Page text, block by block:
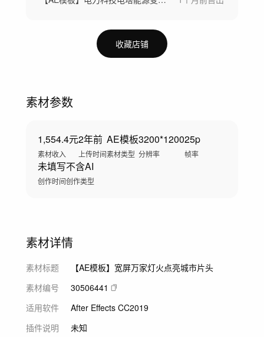
收藏店铺
素材参数
1,554.4元
素材收入
2年前
上传时间
AE模板
素材类型
3200*1200
分辨率
25p
帧率
未填写
创作时间
不含AI
创作类型
素材详情
素材标题
【AE模板】宽屏万家灯火点亮城市片头
素材编号
30506441
适用软件
After Effects CC2019
插件说明
未知